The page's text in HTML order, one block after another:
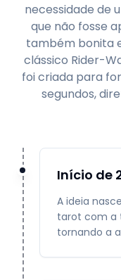
necessidade de
que não fosse
também bonita
clássico Rider-
foi criada para
segundos,
Início de
A ideia
tarot com a
tornando a